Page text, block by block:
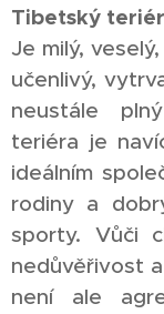
Tibetský
Je milý,
učenlivý,
neustále
teriéra je
ideálním
rodiny a
sporty. Vůči
nedůvěřivost
není ale